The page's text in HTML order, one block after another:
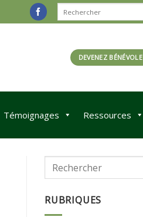
DEVENEZ BÉNÉVOLE
Témoignages Ressources
RUBRIQUES